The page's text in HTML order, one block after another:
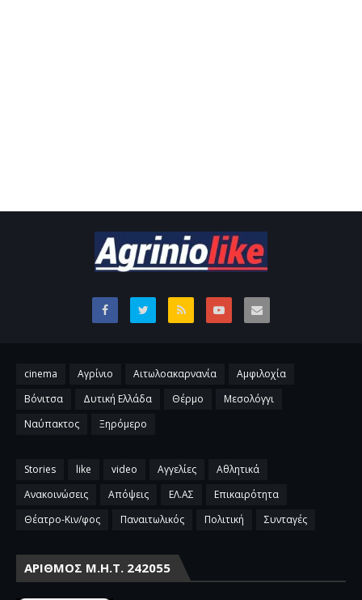
cinema Αγρίνιο Αιτωλοακαρνανία
Αμφιλοχία
Βόνιτσα
Δυτική Ελλάδα Θέρμο
Μεσολόγγι
Ναύπακτος
Ξηρόμερο
Stories like video Αγγελίες
Αθλητικά
Ανακοινώσεις
Απόψεις ΕΛ.ΑΣ
Επικαιρότητα
Θέατρο-Κιν/φος
Παναιτωλικός Πολιτική Συνταγές
ΑΡΙΘΜΌΣ Μ.Η.Τ. 242055